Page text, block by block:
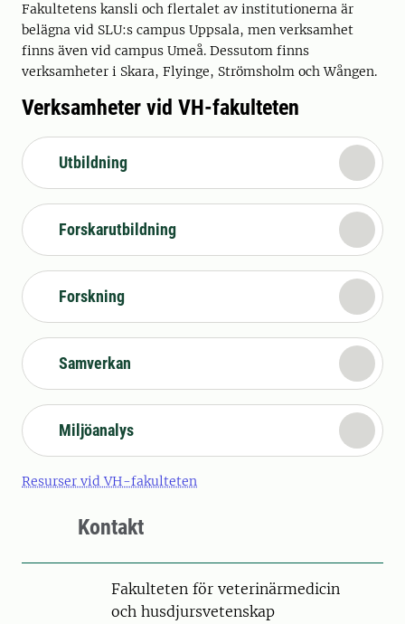
Fakultetens kansli och flertalet av institutionerna är
belägna vid SLU:s campus Uppsala, men verksamhet
finns även vid campus Umeå. Dessutom finns
verksamheter i Skara, Flyinge, Strömsholm och Wången.
Verksamheter vid VH-fakulteten
Utbildning
Forskarutbildning
Forskning
Samverkan
Miljöanalys
Resurser vid VH-fakulteten
Kontakt
Fakulteten för veterinärmedicin
och husdjursvetenskap